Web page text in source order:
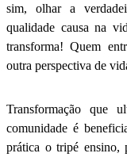
sim, olhar a
qualidade causa na
transforma! Quem
outra perspectiva de
Transformação que
comunidade é
prática o tripé ensino,